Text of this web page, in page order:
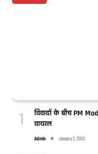
विवादों के बीच PM
वायरल
Admin January 2, 2025